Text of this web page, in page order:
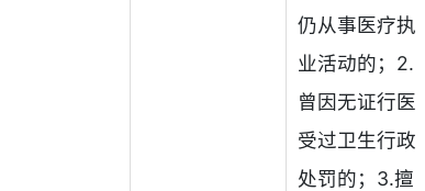
仍从事医疗执
业活动的；2.
曾因无证行医
受过卫生行政
处罚的；3.擅